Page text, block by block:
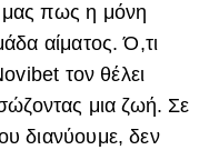
μας πως η μόνη
αίματος. Ό,τι
τον θέλει
μια ζωή. Σε
διανύουμε, δεν